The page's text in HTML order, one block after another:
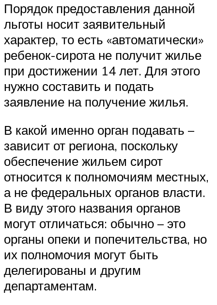
Порядок предоставления данной
льготы носит заявительный
характер, то есть «автоматически»
ребенок-сирота не получит жилье
при достижении 14 лет. Для этого
нужно составить и подать
заявление на получение жилья.
В какой именно орган подавать –
зависит от региона, поскольку
обеспечение жильем сирот
относится к полномочиям местных,
а не федеральных органов власти.
В виду этого названия органов
могут отличаться: обычно – это
органы опеки и попечительства, но
их полномочия могут быть
делегированы и другим
департаментам.